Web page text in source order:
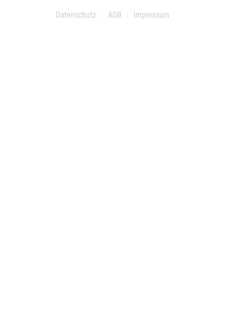
Datenschutz AGB Impressum